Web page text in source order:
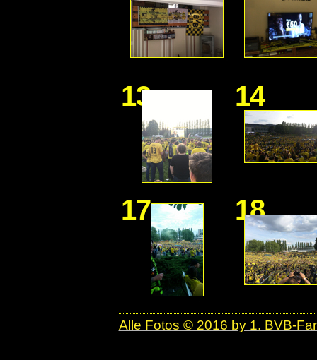
13 14
17 18
Alle Fotos © 2016 by 1. BVB-